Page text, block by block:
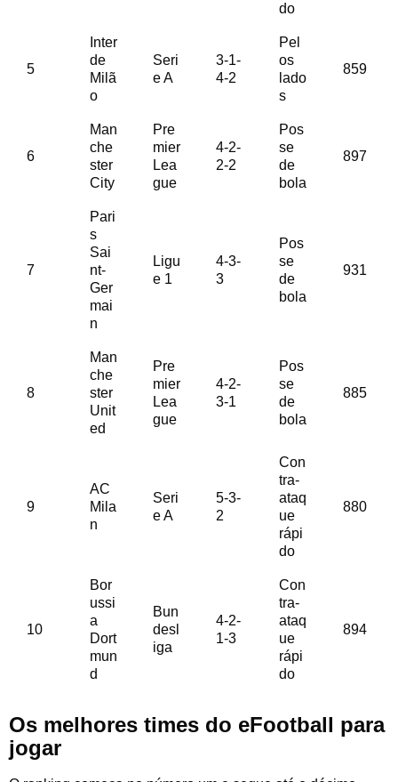
do
5
Inter
de
Milã
o
Seri
e A
3-1-
4-2
Pel
os
lado
s
859
6
Man
che
ster
City
Pre
mier
Lea
gue
4-2-
2-2
Pos
se
de
bola
897
7
Pari
s
Sai
nt-
Ger
mai
n
Ligu
e 1
4-3-
3
Pos
se
de
bola
931
8
Man
che
ster
Unit
ed
Pre
mier
Lea
gue
4-2-
3-1
Pos
se
de
bola
885
9
AC
Mila
n
Seri
e A
5-3-
2
Con
tra-
ataq
ue
rápi
do
880
10
Bor
ussi
a
Dort
mun
d
Bun
desl
iga
4-2-
1-3
Con
tra-
ataq
ue
rápi
do
894
Os melhores times do eFootball para
jogar